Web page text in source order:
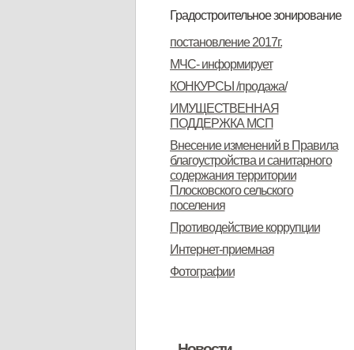
Градостроительное зонирование
протокол публичных слушаний
заключения о результатах
публичных слушаний
о проведении публичных
слушаний
проект внесения изменений в
текстовую часть ПЗЗ
протокол публичных слушаний
участники публичных слушаний
заключения по результатам
публичных слушаний
постановление 2017г.
МЧС- информирует
КОНКУРСЫ /продажа/
ИМУЩЕСТВЕННАЯ
ПОДДЕРЖКА МСП
Внесение изменений в Правила
благоустройства и санитарного
содержания территории
Плосковского сельского
поселения
Противодействие коррупции
Интернет-приемная
Фотографии